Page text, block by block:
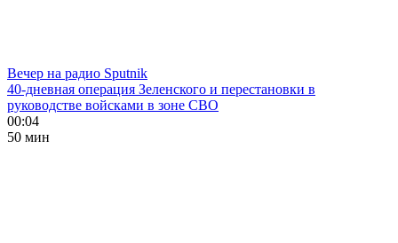
Вечер на радио Sputnik
40-дневная операция Зеленского и перестановки в
руководстве войсками в зоне СВО
00:04
50 мин